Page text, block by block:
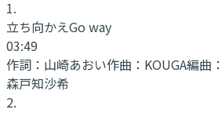
1.
立ち向かえGo way
03:49
作詞： 山崎あおい作曲： KOUGA編曲：
森戸知沙希
2.